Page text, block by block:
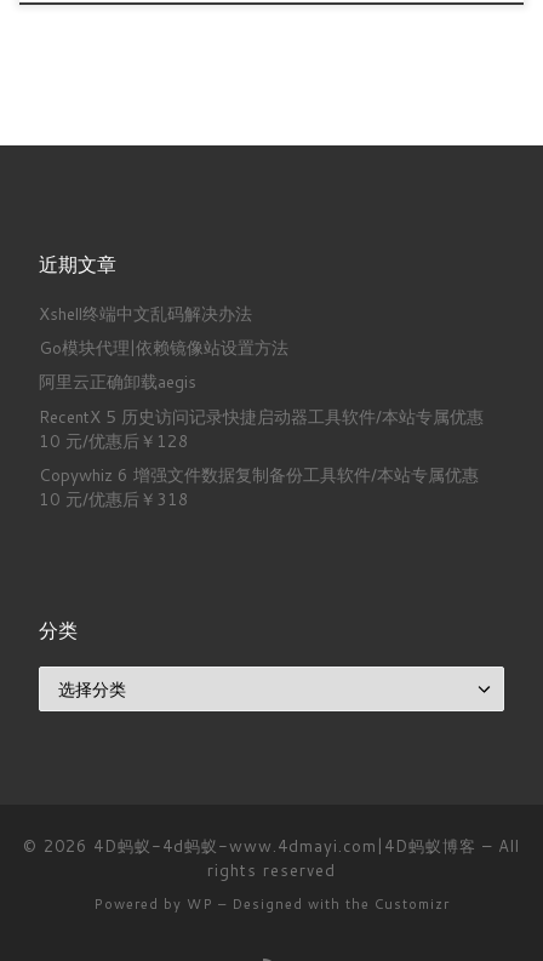
近期文章
Xshell终端中文乱码解决办法
Go模块代理|依赖镜像站设置方法
阿里云正确卸载aegis
RecentX 5 历史访问记录快捷启动器工具软件/本站专属优惠
10 元/优惠后￥128
Copywhiz 6 增强文件数据复制备份工具软件/本站专属优惠
10 元/优惠后￥318
分类
© 2026 4D蚂蚁-4d蚂蚁-www.4dmayi.com|4D蚂蚁博客 – All
rights reserved
Powered by WP – Designed with the Customizr